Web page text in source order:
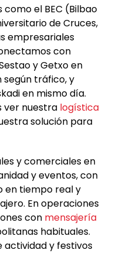
el BEC (Bilbao
de Cruces,
empresariales
con
y Getxo en
según tráfico, y
en mismo día.
ver nuestra logística
solución para
y comerciales en
y eventos, con
en tiempo real y
En operaciones
con mensajería
habituales.
actividad y festivos